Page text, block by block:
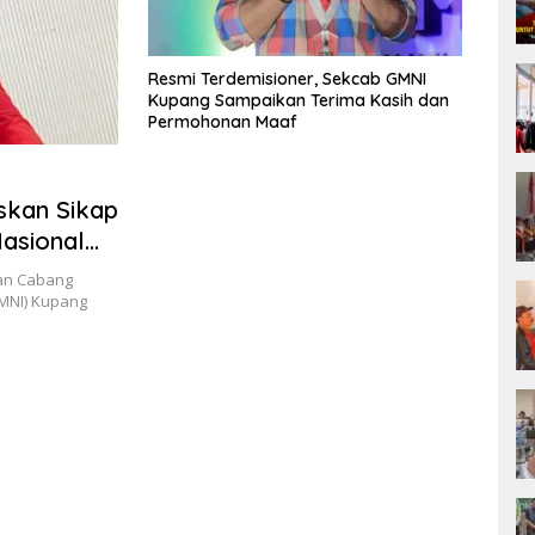
Sikap
Cabang
Kupang
Resmi Terdemisioner, Sekcab GMNI
Kupang Sampaikan Terima Kasih dan
Permohonan Maaf